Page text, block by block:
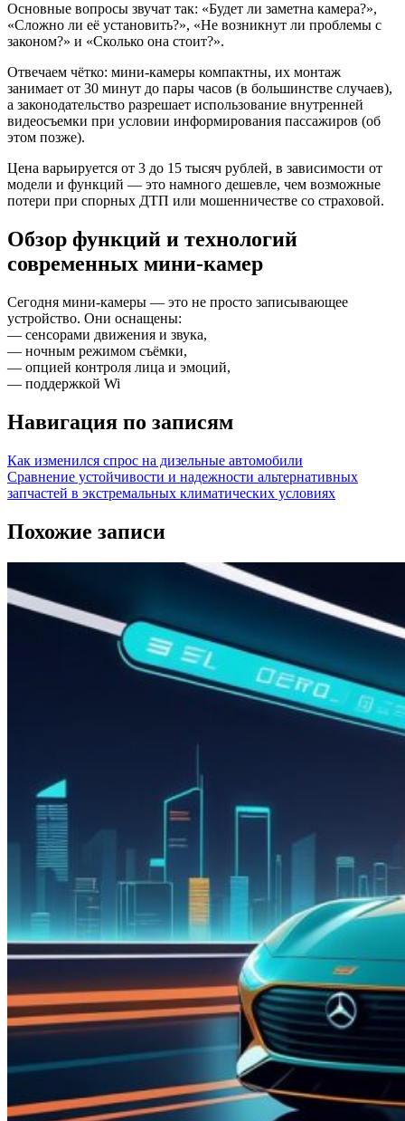
Основные вопросы звучат так: «Будет ли заметна камера?»,
«Сложно ли её установить?», «Не возникнут ли проблемы с
законом?» и «Сколько она стоит?».
Отвечаем чётко: мини-камеры компактны, их монтаж
занимает от 30 минут до пары часов (в большинстве случаев),
а законодательство разрешает использование внутренней
видеосъемки при условии информирования пассажиров (об
этом позже).
Цена варьируется от 3 до 15 тысяч рублей, в зависимости от
модели и функций — это намного дешевле, чем возможные
потери при спорных ДТП или мошенничестве со страховой.
Обзор функций и технологий
современных мини-камер
Сегодня мини-камеры — это не просто записывающее
устройство. Они оснащены:
— сенсорами движения и звука,
— ночным режимом съёмки,
— опцией контроля лица и эмоций,
— поддержкой Wi
Навигация по записям
Как изменился спрос на дизельные автомобили
Сравнение устойчивости и надежности альтернативных
запчастей в экстремальных климатических условиях
Похожие записи